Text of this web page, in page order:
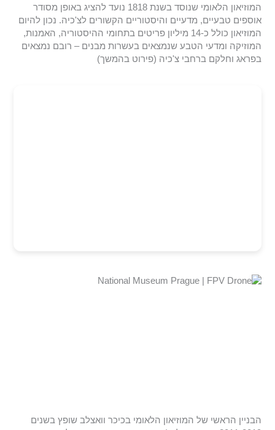
המוזיאון הלאומי שנוסד בשנת 1818 נועד להציג באופן מסודר
אוספים טבעיים, מדעיים והיסטוריים הקשורים לצ'כיה. נכון להיום
המוזיאון כולל כ-14 מיליון פריטים בתחומי ההיסטוריה, האמנות,
המוזיקה ומדעי הטבע שנמצאים בעשרות מבנים – רובם נמצאים
בפראג וחלקם ברחבי צ'כיה (פירוט בהמשך)
הבניין הראשי של המוזיאון הלאומי בכיכר וואצלב שופץ בשנים